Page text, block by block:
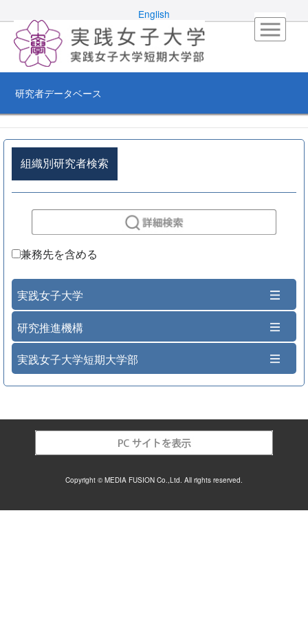
English
研究者データベース
組織別研究者検索
兼務先を含める
実践女子大学
研究推進機構
実践女子大学短期大学部
Copyright © MEDIA FUSION Co.,Ltd. All rights reserved.